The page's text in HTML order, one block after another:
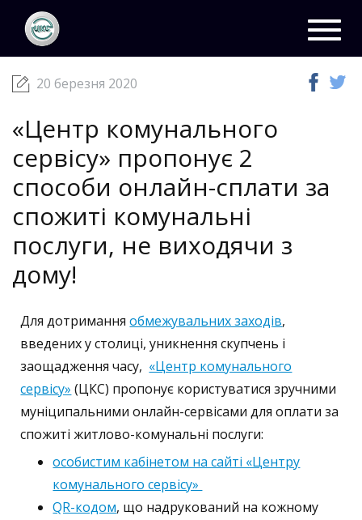
ЦКС
20 березня 2020
«Центр комунального
сервісу» пропонує 2
способи онлайн-сплати за
спожиті комунальні
послуги, не виходячи з
дому!
Для дотриманняобмежувальних заходів,
введених у столиці, уникнення скупчень і
заощадження часу, «Центр комунального
сервісу» (ЦКС) пропонує користуватися зручними
муніципальними онлайн-сервісами для оплати за
спожиті житлово-комунальні послуги:
особистим кабінетом на сайті «Центру
комунального сервісу»
QR-кодом, що надрукований на кожному